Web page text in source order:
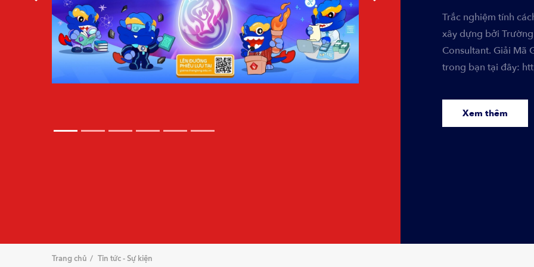
Trang chủ Tin tức - Sự kiện
Trắc nghiệm tính
xây dựng bởi
Consultant. Giải Mã
trong bạn tại đây:
Xem thêm